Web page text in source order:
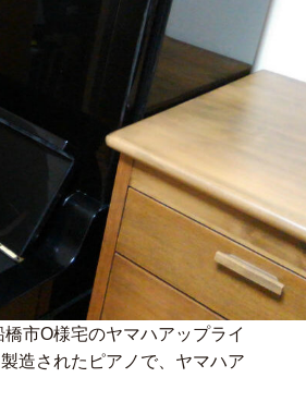
市O様宅のヤマハアップライ
造されたピアノで、ヤマハア